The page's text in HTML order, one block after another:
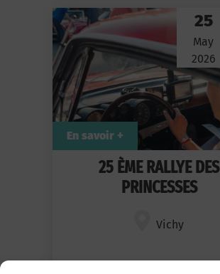
25 ÈME RALLYE DES
PRINCESSES
Vichy
25
May
2026
En savoir +